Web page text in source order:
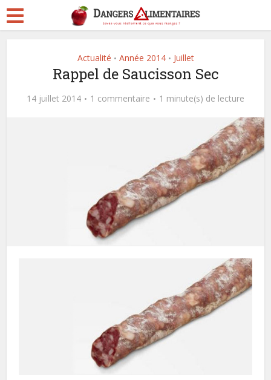
Actualité • Année 2014 • Juillet
Rappel de Saucisson Sec
14 juillet 2014 1 commentaire 1 minute(s) de lecture